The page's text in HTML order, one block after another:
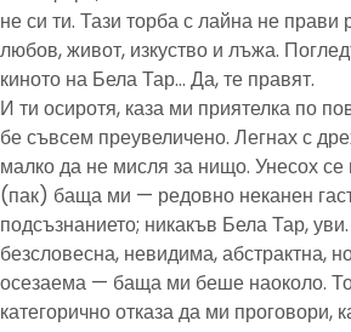
не си ти. Тази торба с лайна не
любов, живот, изкуство и лъжа.
киното на Бела Тар… Да, те правят.
И ти осиротя, каза ми приятелка по
бе съвсем преувеличено. Легнах с
малко да не мисля за нищо. Унесох
(пак) баща ми — редовно неканен
подсъзнанието; никакъв Бела Тар,
безсловесна, невидима, абстрактна,
осезаема — баща ми беше наоколо.
категорично отказа да ми проговори,